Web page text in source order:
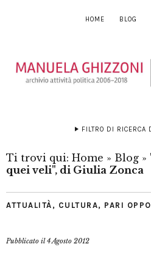
HOME BLOG
FILTRO DI RICERCA
Ti trovi qui: Home » Blog »
quei veli", di Giulia Zonca
ATTUALITÀ , CULTURA, PARI
Pubblicato il4 Agosto 2012